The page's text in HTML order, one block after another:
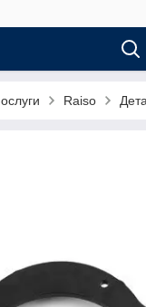
Raiso